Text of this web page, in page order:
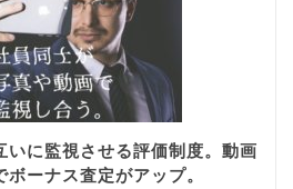
いに監視させる評価制度。動画
ーナス査定がアップ。